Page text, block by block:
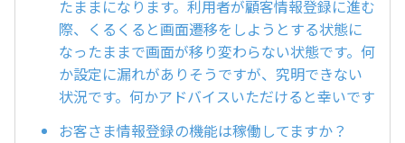
たままになります。利用者が顧客情報登録に進む
際、くるくると画面遷移をしようとする状態に
なったままで画面が移り変わらない状態です。何
か設定に漏れがありそうですが、究明できない
状況です。何かアドバイスいただけると幸いです
お客さま情報登録の機能は稼働してますか？